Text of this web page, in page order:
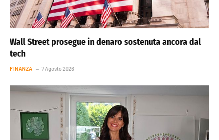
Wall Street prosegue in denaro sostenuta ancora dal
tech
FINANZA 7 Agosto 2026